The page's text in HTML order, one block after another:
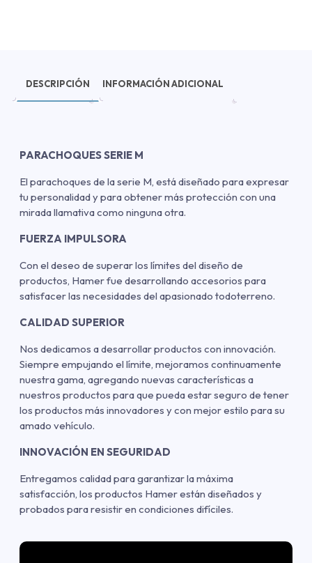
DESCRIPCIÓN INFORMACIÓN ADICIONAL
PARACHOQUES SERIE M
El parachoques de la serie M, está diseñado para expresar
tu personalidad y para obtener más protección con una
mirada llamativa como ninguna otra.
FUERZA IMPULSORA
Con el deseo de superar los límites del diseño de
productos, Hamer fue desarrollando accesorios para
satisfacer las necesidades del apasionado todoterreno.
CALIDAD SUPERIOR
Nos dedicamos a desarrollar productos con innovación.
Siempre empujando el límite, mejoramos continuamente
nuestra gama, agregando nuevas características a
nuestros productos para que pueda estar seguro de tener
los productos más innovadores y con mejor estilo para su
amado vehículo.
INNOVACIÓN EN SEGURIDAD
Entregamos calidad para garantizar la máxima
satisfacción, los productos Hamer están diseñados y
probados para resistir en condiciones difíciles.